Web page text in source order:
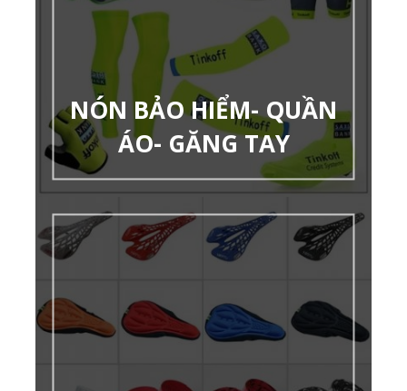
NÓN BẢO HIỂM- QUẦN
ÁO- GĂNG TAY